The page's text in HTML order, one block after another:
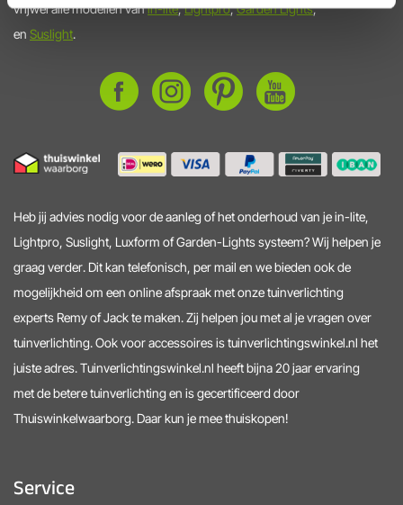
vrijwel alle modellen vanin-lite,Lightpro,Garden Lights,
en Suslight.
Heb jij advies nodig voor de aanleg of het onderhoud van je in-lite,
Lightpro, Suslight, Luxform of Garden-Lights systeem? Wij helpen je
graag verder. Dit kan telefonisch, per mail en we bieden ook de
mogelijkheid om een online afspraak met onze tuinverlichting
experts Remy of Jack te maken. Zij helpen jou met al je vragen over
tuinverlichting. Ook voor accessoires is tuinverlichtingswinkel.nl het
juiste adres. Tuinverlichtingswinkel.nl heeft bijna 20 jaar ervaring
met de betere tuinverlichting en is gecertificeerd door
Thuiswinkelwaarborg. Daar kun je mee thuiskopen!
Service